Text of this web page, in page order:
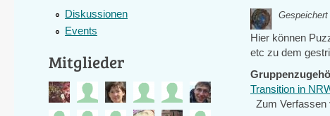
Hier können
etc zu dem
Transition in
Zum Verfassen
Diskussionen
Events
Mitglieder